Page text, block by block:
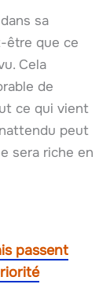
sa
être que ce
Cela
de
ce qui vient
peut
sera riche en
passent